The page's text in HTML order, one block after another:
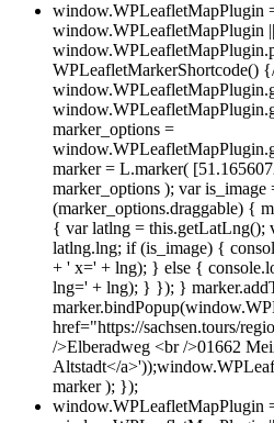
window.WPLeafletMapPlugin
window.WPLeafletMapPlugin
WPLeafletMarkerShortcode()
marker_options =
marker = L.marker(
marker_options ); var is_image
(marker_options.draggable) {
{ var latlng = this.getLatLng();
latlng.lng; if (is_image) {
+ ' x=' + lng); } else {
lng=' + lng); } }); }
href="https://sachsen.tours/
/>Elberadweg <br />01662
Altstadt</
marker ); });
window.WPLeafletMapPlugin